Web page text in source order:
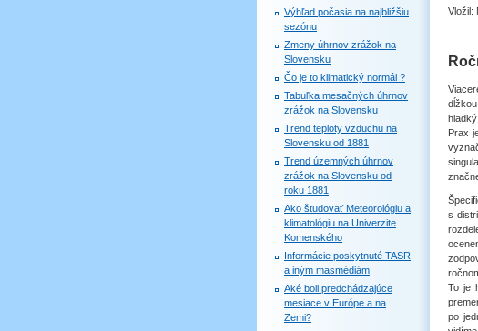
Vložil:
Prax
s
To je
po
Výhľad počasia na najbližšiu
sezónu
Zmeny úhrnov zrážok na
Slovensku
Čo je to klimatický normál ?
Tabuľka mesačných úhrnov
zrážok na Slovensku
Trend teploty vzduchu na
Slovensku od 1881
Trend územných úhrnov
zrážok na Slovensku od
roku 1881
Ako študovať Meteorológiu a
klimatológiu na Univerzite
Komenského
Informácie poskytnuté TASR
a iným masmédiám
Aké boli predchádzajúce
mesiace v Európe a na
Zemi?